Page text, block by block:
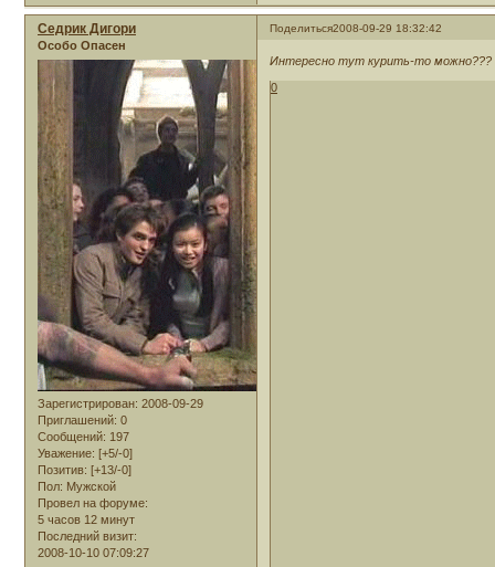
Поделиться2008-09-29 18:32:42
Седрик Дигори
Особо Опасен
Зарегистрирован: 2008-09-29
Приглашений: 0
Сообщений: 197
Уважение: [+5/-0]
Позитив: [+13/-0]
Пол: Мужской
Провел на форуме:
5 часов 12 минут
Последний визит:
2008-10-10 07:09:27
Интересно тут курить-то можно???
0